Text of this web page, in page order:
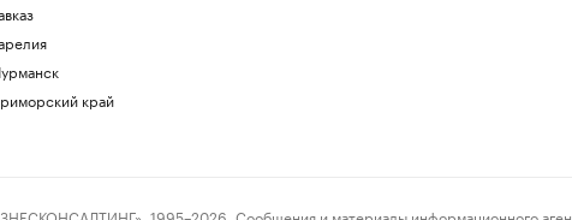
край